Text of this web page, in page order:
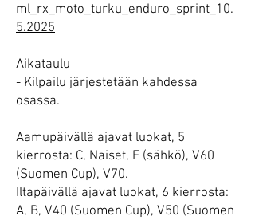
ml_rx_moto_turku_enduro_sprint_10.
5.2025
Aikataulu
- Kilpailu järjestetään kahdessa
osassa.
Aamupäivällä ajavat luokat, 5
kierrosta: C, Naiset, E (sähkö), V60
(Suomen Cup), V70.
Iltapäivällä ajavat luokat, 6 kierrosta:
A, B, V40 (Suomen Cup), V50 (Suomen